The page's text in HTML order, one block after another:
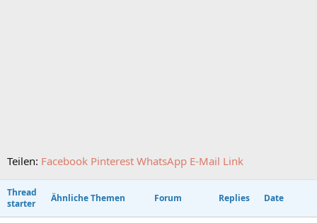
Teilen: Facebook Pinterest WhatsApp E-Mail Link
Thread
starter
Ähnliche Themen Forum Replies Date